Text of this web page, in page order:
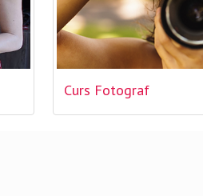
Curs Fotograf